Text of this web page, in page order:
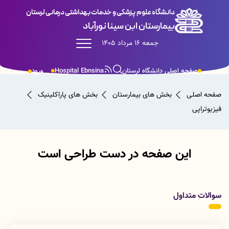
دانشگاه علوم پزشکی و خدمات بهداشتی درمانی لرستان
بیمارستان ابن سینا نورآباد
جمعه 16 مرداد 1405
ورود Hospital Ebnsina صفحه اصلی دانشگاه لرستان
صفحه اصلی بخش های بیمارستان
بخش های پاراکلینیک
فیزیوتراپی
این صفحه در دست طراحی است
سوالات متداول